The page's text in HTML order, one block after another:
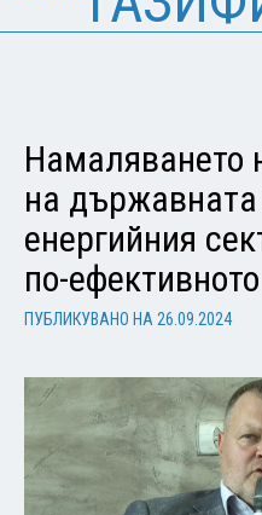
Намаляването
на
енергийния
по-
ПУБЛИКУВАНО НА 26.09.2024